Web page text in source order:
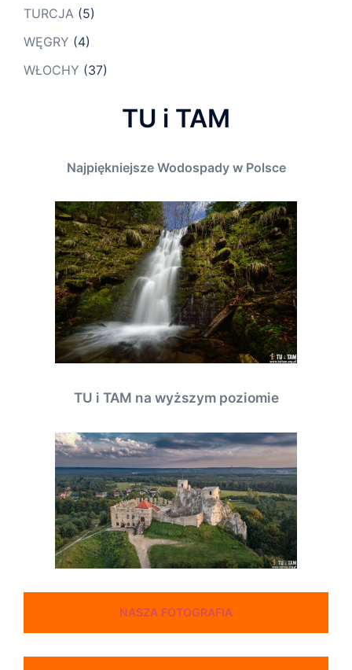
TURCJA (5)
WĘGRY (4)
WŁOCHY (37)
TU i TAM
Najpiękniejsze Wodospady w Polsce
TU i TAM na wyższym poziomie
NASZA FOTOGRAFIA